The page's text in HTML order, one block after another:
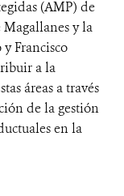
(AMP) de
y la
Francisco
a la
áreas a través
de la gestión
en la